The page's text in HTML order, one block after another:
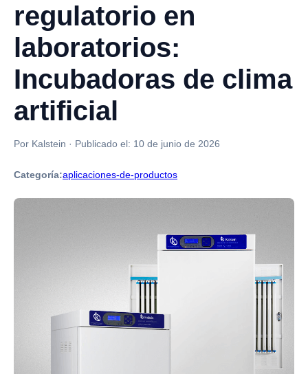
regulatorio en
laboratorios:
Incubadoras de clima
artificial
Por Kalstein · Publicado el: 10 de junio de 2026
Categoría:aplicaciones-de-productos